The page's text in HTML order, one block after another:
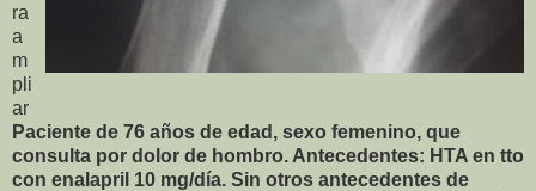
ra
a
m
pli
ar
Paciente de 76 años de edad, sexo femenino, que
consulta por dolor de hombro. Antecedentes: HTA en tto
con enalapril 10 mg/día. Sin otros antecedentes de